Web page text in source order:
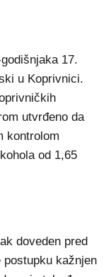
17.
u Koprivnici.
utvrđeno da
kontrolom
od 1,65
doveden pred
kažnjen